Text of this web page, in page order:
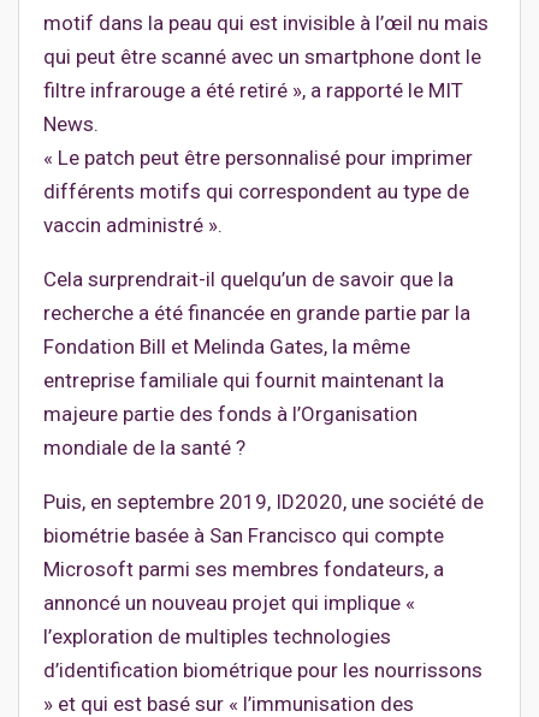
motif dans la peau qui est invisible à l’œil nu mais
qui peut être scanné avec un smartphone dont le
filtre infrarouge a été retiré », a rapporté le MIT
News.
« Le patch peut être personnalisé pour imprimer
différents motifs qui correspondent au type de
vaccin administré ».
Cela surprendrait-il quelqu’un de savoir que la
recherche a été financée en grande partie par la
Fondation Bill et Melinda Gates, la même
entreprise familiale qui fournit maintenant la
majeure partie des fonds à l’Organisation
mondiale de la santé ?
Puis, en septembre 2019, ID2020, une société de
biométrie basée à San Francisco qui compte
Microsoft parmi ses membres fondateurs, a
annoncé un nouveau projet qui implique «
l’exploration de multiples technologies
d’identification biométrique pour les nourrissons
» et qui est basé sur « l’immunisation des